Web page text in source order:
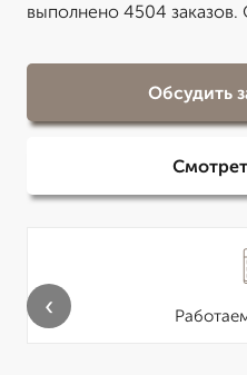
выполнено 4504
Обсудить
‹